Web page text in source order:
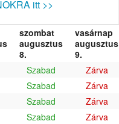
itt >>
szombat
augusztus
8.
vasárnap
augusztus
9.
Szabad
Zárva
Szabad
Zárva
Szabad
Zárva
Szabad
Zárva